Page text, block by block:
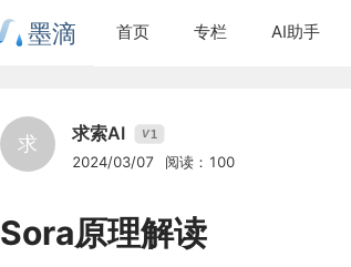
墨滴 首页 专栏 AI助手
求 求索AI V1
2024/03/07 阅读：100
Sora原理解读